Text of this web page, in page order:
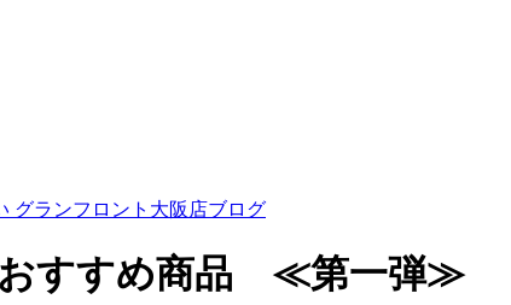
グランフロント大阪店ブログ
すすめ商品 ≪第一弾≫